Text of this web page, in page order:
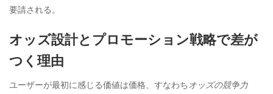
要請される。
オッズ設計とプロモーション戦略で差が
つく理由
ユーザーが最初に感じる価値は価格、すなわち オッズの競争力